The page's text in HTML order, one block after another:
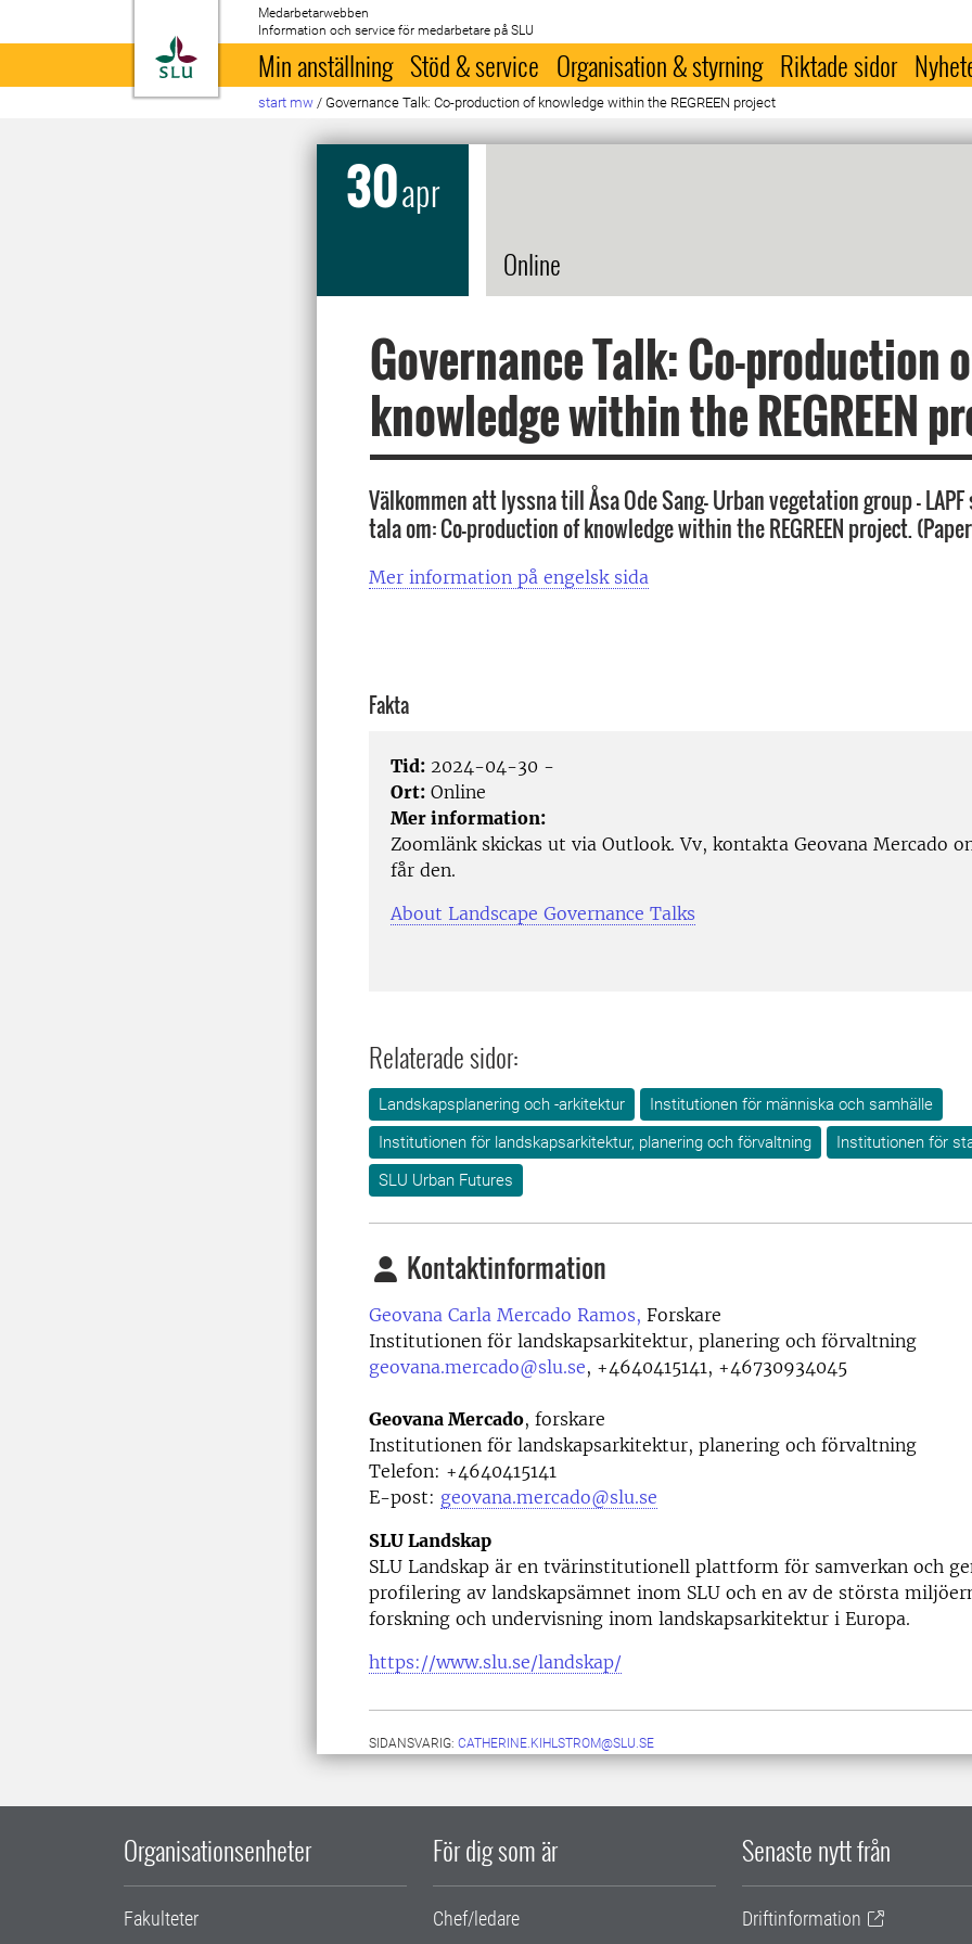
Till startsida
Medarbetarwebben
Information och service för medarbetare på SLU
Min anställning Stöd & service Organisation & styrning Riktade sidor
start mw / Governance Talk: Co-production of knowledge within the REGREEN project
30apr
Online
Governance Talk: Co-production
knowledge within the REGREEN
Välkommen att lyssna till Åsa Ode Sang- Urban vegetation group -
tala om: Co-production of knowledge within the REGREEN project.
Mer information på engelsk sida
Fakta
Tid: 2024-04-30 -
Ort: Online
Mer information:
Zoomlänk skickas ut via Outlook. Vv, kontakta Geovana Mercado
får den.
About Landscape Governance Talks
Relaterade sidor:
Landskapsplanering och -arkitektur
Institutionen för människa och samhälle
Institutionen för landskapsarkitektur, planering och förvaltning
Institutionen för
SLU Urban Futures
Kontaktinformation
Geovana Carla Mercado Ramos, Forskare
Institutionen för landskapsarkitektur, planering och förvaltning
geovana.mercado@slu.se, +4640415141, +46730934045
Geovana Mercado, forskare
Institutionen för landskapsarkitektur, planering och förvaltning
Telefon: +4640415141
E-post: geovana.mercado@slu.se
SLU Landskap
SLU Landskap är en tvärinstitutionell plattform för samverkan och
profilering av landskapsämnet inom SLU och en av de största
forskning och undervisning inom landskapsarkitektur i Europa.
https://www.slu.se/landskap/
SIDANSVARIG: CATHERINE.KIHLSTROM@SLU.SE
Organisationsenheter
Fakulteter
För dig som är
Chef/ledare
Senaste nytt från
Driftinformation